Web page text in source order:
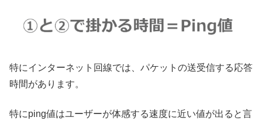
特にインターネット回線では、パケットの送受信する応答
時間があります。
特にping値はユーザーが体感する速度に近い値が出ると言